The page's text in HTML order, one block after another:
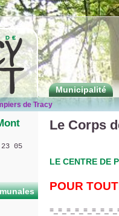
Municipalité
de Tracy
05
Le Corps
LE CENTRE DE
POUR